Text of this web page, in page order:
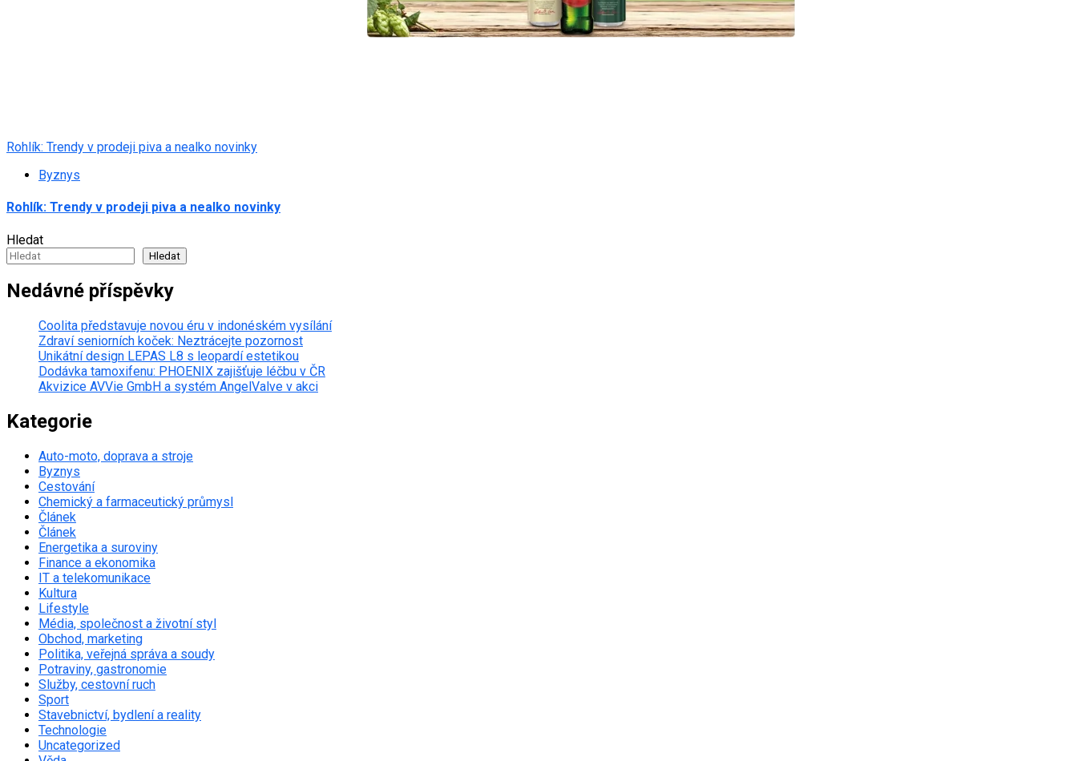
Rohlík: Trendy v prodeji piva a nealko novinky
Byznys
Rohlík: Trendy v prodeji piva a nealko novinky
Hledat
Hledat
Nedávné příspěvky
Coolita představuje novou éru v indonéském vysílání
Zdraví seniorních koček: Neztrácejte pozornost
Unikátní design LEPAS L8 s leopardí estetikou
Dodávka tamoxifenu: PHOENIX zajišťuje léčbu v ČR
Akvizice AVVie GmbH a systém AngelValve v akci
Kategorie
Auto-moto, doprava a stroje
Byznys
Cestování
Chemický a farmaceutický průmysl
Článek
Článek
Energetika a suroviny
Finance a ekonomika
IT a telekomunikace
Kultura
Lifestyle
Média, společnost a životní styl
Obchod, marketing
Politika, veřejná správa a soudy
Potraviny, gastronomie
Služby, cestovní ruch
Sport
Stavebnictví, bydlení a reality
Technologie
Uncategorized